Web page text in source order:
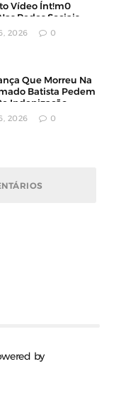
Vídeo Ínt!m0
Redes Sociais
2026 0
Que Morreu Na
Batista Pedem
Indenização
2026 0
by